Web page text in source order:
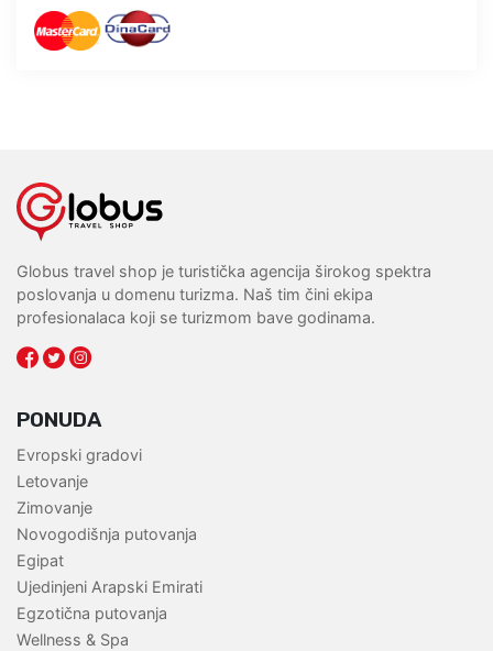
Globus travel shop je turistička agencija širokog spektra
poslovanja u domenu turizma. Naš tim čini ekipa
profesionalaca koji se turizmom bave godinama.
PONUDA
Evropski gradovi
Letovanje
Zimovanje
Novogodišnja putovanja
Egipat
Ujedinjeni Arapski Emirati
Egzotična putovanja
Wellness & Spa